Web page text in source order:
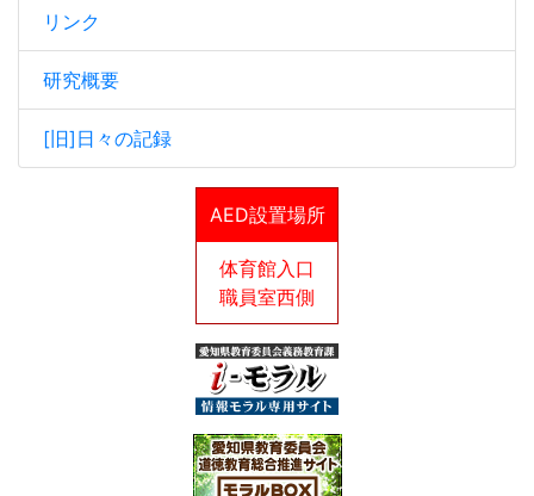
リンク
研究概要
[旧]日々の記録
AED設置場所
体育館入口
職員室西側